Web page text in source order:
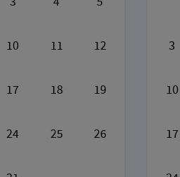
10 11 12
17 18 19
24 25 26
3
10
17